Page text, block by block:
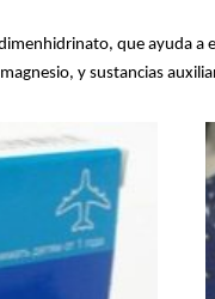
que ayuda a
y sustancias